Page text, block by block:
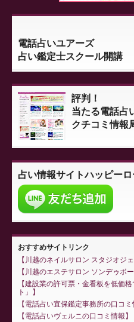
電話占いユアーズ
占い鑑定士スクール開講
評判！
当たる電話占
クチコミ情報
占い情報サイトハッピー
おすすめサイトリンク
川越のネイルサロン スタジオジ
川越のエステサロン ソンデゥボー
建設業の許可票・金看板を低価
ト」
電話占い宜保鑑定事務所の口コミ
電話占いヴェルニの口コミ情報